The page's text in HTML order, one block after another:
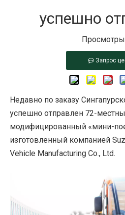
успешно
Запрос
Недавно по заказу
успешно отправлен 72-
модифицированный «мини-
изготовленный компанией
Vehicle Manufacturing Co., Ltd.